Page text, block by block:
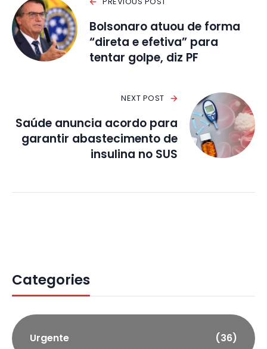
Bolsonaro atuou de forma
“direta e efetiva” para
tentar golpe, diz PF
NEXT POST
Saúde anuncia acordo para
garantir abastecimento de
insulina no SUS
Categories
Urgente (36)